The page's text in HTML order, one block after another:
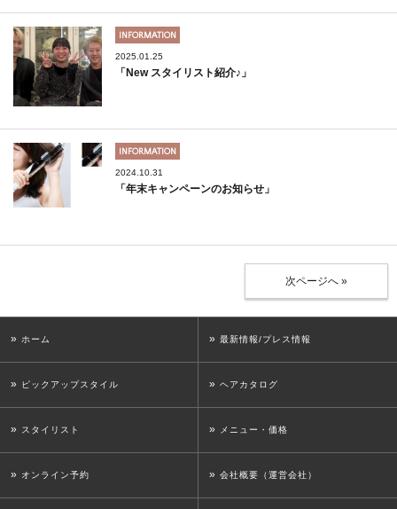
INFORMATION
2025.01.25
「New スタイリスト紹介♪」
INFORMATION
2024.10.31
「年末キャンペーンのお知らせ」
次ページへ »
» ホーム » 最新情報/プレス情報
» ピックアップスタイル » ヘアカタログ
» スタイリスト » メニュー・価格
» オンライン予約 » 会社概要（運営会社）